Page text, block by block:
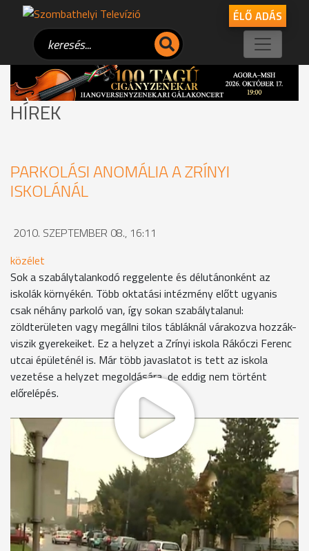
ÉLŐ ADÁS
HÍREK
PARKOLÁSI ANOMÁLIA A ZRÍNYI
ISKOLÁNÁL
2010. SZEPTEMBER 08., 16:11
közélet
Sok a szabálytalankodó reggelente és délutánonként az
iskolák környékén. Több oktatási intézmény előtt ugyanis
csak néhány parkoló van, így sokan szabálytalanul:
zöldterületen vagy megállni tilos tábláknál várakozva hozzák-
viszik gyerekeiket. Ez a helyzet a Zrínyi iskola Rákóczi Ferenc
utcai épületénél is. Már több javaslatot is tett az iskola
vezetése a helyzet megoldására, de eddig nem történt
előrelépés.
Minden reggel autók tucatjai állnak a megállni tilos táblánál a
Zrínyi iskola Rákóczi utcai épületénél. A Szent Flórián körút
felől 50 méteren keresztül tábla tiltja a megállást, de ilyen
tábla van a másik oldalon is. A legtöbben mégis itt állnak meg,
hogy gyereküket iskolába vigyék. A legkisebbeket, akik ebben
az épületben tanulnak, még rendszeresen bekísérik a szülők.
Azt mondják, az utcában de még a környéken sincs
parkolóhely.